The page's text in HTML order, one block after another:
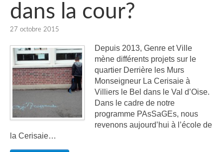
dans la cour?
27 octobre 2015
Depuis 2013, Genre et Ville
mène différents projets sur le
quartier Derrière les Murs
Monseigneur La Cerisaie à
Villiers le Bel dans le Val d’Oise.
Dans le cadre de notre
programme PAsSaGEs, nous
revenons aujourd’hui à l’école de
la Cerisaie…